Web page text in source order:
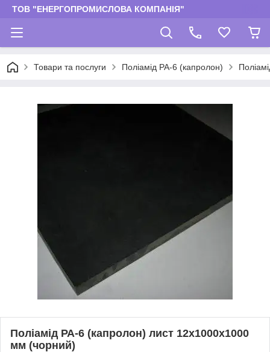
ТОВ "ЕНЕРГОПРОМИСЛОВА КОМПАНІЯ"
Товари та послуги Поліамід РА-6 (капролон)
Поліамід РА-6 (капролон) лист 12х1000х1000
мм (чорний)